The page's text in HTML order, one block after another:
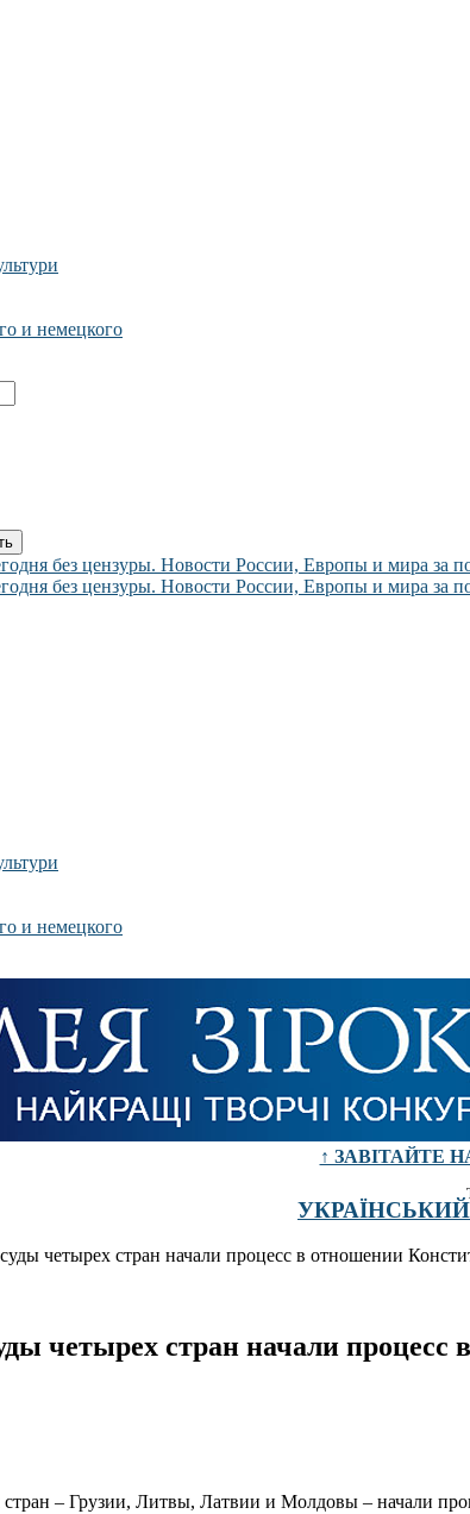
и немецкого
и немецкого
↑ ЗАВІТАЙТЕ
четырех стран начали процесс в отношении
четырех стран начали
– Грузии, Литвы, Латвии и Молдовы – начали